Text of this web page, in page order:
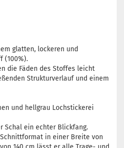
glatten, lockeren und
(100%).
die Fäden des Stoffes leicht
Strukturverlauf und einem
und hellgrau Lochstickerei
Schal ein echter Blickfang.
in einer Breite von